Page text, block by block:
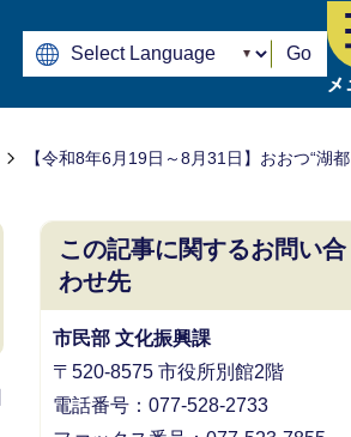
Go
【令和8年6月19日～8月31日】おおつ“湖都
この記事に関するお問い合
わせ先
市民部 文化振興課
〒520-8575 市役所別館2階
電話番号：077-528-2733